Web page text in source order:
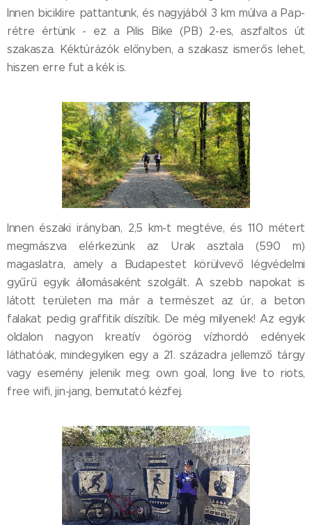
Innen biciklire pattantunk, és nagyjából 3 km múlva a Pap-
rétre értünk - ez a Pilis Bike (PB) 2-es, aszfaltos út
szakasza. Kéktúrázók előnyben, a szakasz ismerős lehet,
hiszen erre fut a kék is.
Innen északi irányban, 2,5 km-t megtéve, és 110 métert
megmászva elérkezünk az Urak asztala (590 m)
magaslatra, amely a Budapestet körülvevő légvédelmi
gyűrű egyik állomásaként szolgált. A szebb napokat is
látott területen ma már a természet az úr, a beton
falakat pedig graffitik díszítik. De még milyenek! Az egyik
oldalon nagyon kreatív ógörög vízhordó edények
láthatóak, mindegyiken egy a 21. századra jellemző tárgy
vagy esemény jelenik meg: own goal, long live to riots,
free wifi, jin-jang, bemutató kézfej.